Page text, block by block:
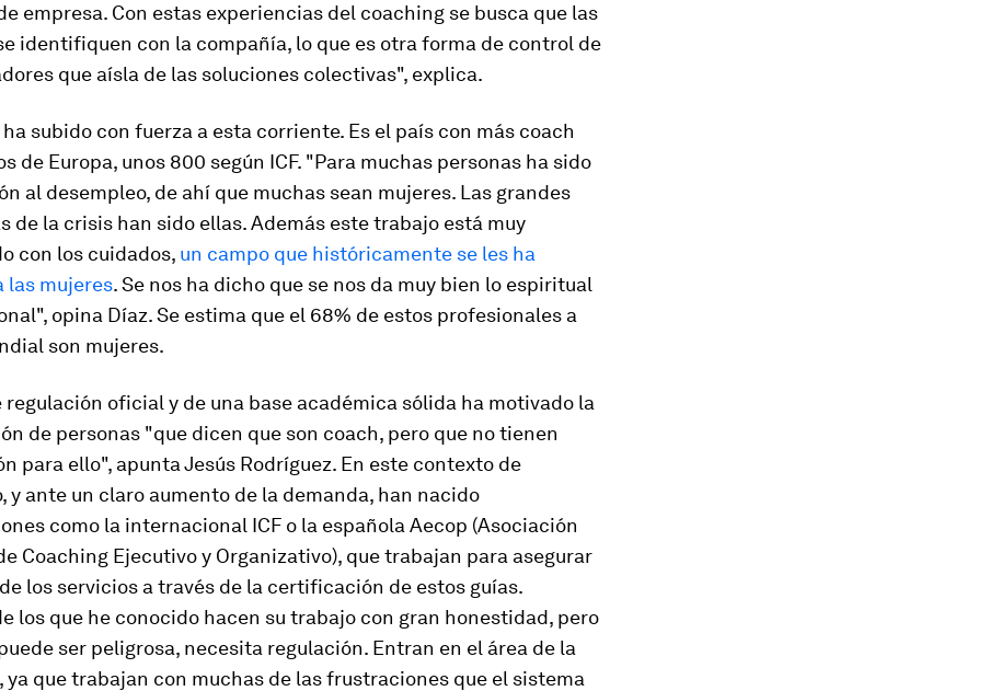
empresa. Con estas experiencias del coaching se busca que las
identifiquen con la compañía, lo que es otra forma de control de
que aísla de las soluciones colectivas", explica.
ha subido con fuerza a esta corriente. Es el país con más coach
de Europa, unos 800 según ICF. "Para muchas personas ha sido
al desempleo, de ahí que muchas sean mujeres. Las grandes
de la crisis han sido ellas. Además este trabajo está muy
con los cuidados, un campo que históricamente se les ha
las mujeres. Se nos ha dicho que se nos da muy bien lo espiritual
opina Díaz. Se estima que el 68% de estos profesionales a
son mujeres.
regulación oficial y de una base académica sólida ha motivado la
de personas "que dicen que son coach, pero que no tienen
para ello", apunta Jesús Rodríguez. En este contexto de
y ante un claro aumento de la demanda, han nacido
como la internacional ICF o la española Aecop (Asociación
Coaching Ejecutivo y Organizativo), que trabajan para asegurar
los servicios a través de la certificación de estos guías.
los que he conocido hacen su trabajo con gran honestidad, pero
ser peligrosa, necesita regulación. Entran en el área de la
ya que trabajan con muchas de las frustraciones que el sistema